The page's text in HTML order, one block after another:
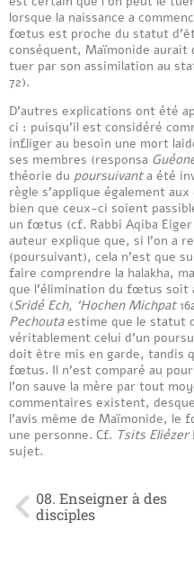
lorsque la naissance a
fœtus est proche du statut
conséquent, Maïmonide aurait
tuer par son assimilation au
72).
D’autres explications ont été
ci : puisqu’il est considéré
infliger au besoin une mort
ses membres (responsa
théorie du poursuivanta été
règle s’applique également
bien que ceux-ci soient
un fœtus (cf. Rabbi Aqiba
auteur explique que, si l’on a
(poursuivant), cela n’est que
faire comprendre la halakha,
que l’élimination du fœtus soit
(Sridé Ech, ‘Hochen Michpat
Pechoutaestime que le statut
véritablement celui d’un
doit être mis en garde, tandis
fœtus. Il n’est comparé au
l’on sauve la mère par tout
commentaires existent,
l’avis même de Maïmonide, le
une personne. Cf. Tsits Eliézer
sujet.
08. Enseigner à des
disciples